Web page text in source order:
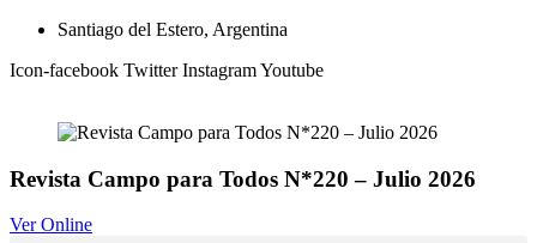
contenido
Santiago del Estero, Argentina
Icon-facebook Twitter InstagramYoutube
Revista Campo para Todos N*220 – Julio 2026
Ver Online